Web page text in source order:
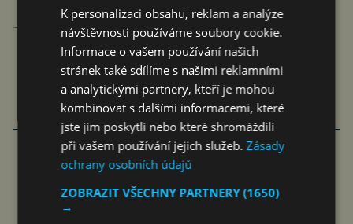
Jan Ferenc
články autora >
VÍCE ČLÁNKU Z BYZNYSU
RIDERA V HEŘMANICÍCH
POSTUPOVALA SPRÁVNĚ, ČIŽP
K personalizaci obsahu, reklam a analýze
návštěvnosti používáme soubory cookie.
Informace o vašem používání našich
stránek také sdílíme s našimi reklamními
a analytickými partnery, kteří je mohou
kombinovat s dalšími informacemi, které
jste jim poskytli nebo které shromáždili
při vašem používání jejich služeb.Zásady
ochrany osobních údajů
ZOBRAZIT VŠECHNY PARTNERY(1650)
→